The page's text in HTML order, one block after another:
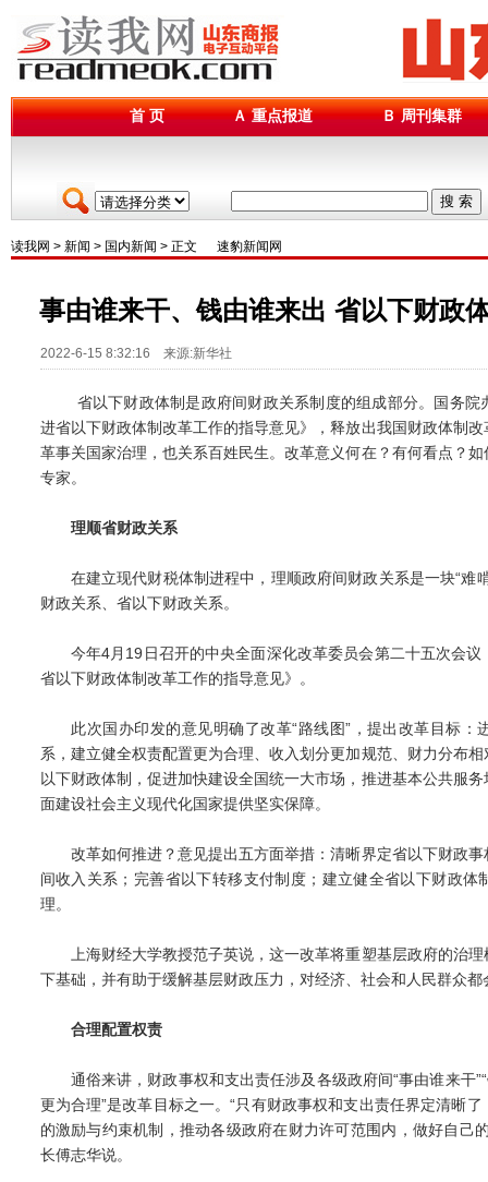
首 页 Ａ 重点报道 Ｂ 周刊集群
搜 索
读我网 > 新闻 > 国内新闻 > 正文 速豹新闻网
事由谁来干、钱由谁来出 省以下财政
2022-6-15 8:32:16 来源:新华社
省以下财政体制是政府间财政关系制度的组成部分。国务院
进省以下财政体制改革工作的指导意见》，释放出我国财政体制
革事关国家治理，也关系百姓民生。改革意义何在？有何看点？
专家。
理顺省财政关系
在建立现代财税体制进程中，理顺政府间财政关系是一块“难
财政关系、省以下财政关系。
今年4月19日召开的中央全面深化改革委员会第二十五次会议
省以下财政体制改革工作的指导意见》。
此次国办印发的意见明确了改革“路线图”，提出改革目标：
系，建立健全权责配置更为合理、收入划分更加规范、财力分布
以下财政体制，促进加快建设全国统一大市场，推进基本公共服
面建设社会主义现代化国家提供坚实保障。
改革如何推进？意见提出五方面举措：清晰界定省以下财政事
间收入关系；完善省以下转移支付制度；建立健全省以下财政体
理。
上海财经大学教授范子英说，这一改革将重塑基层政府的治理
下基础，并有助于缓解基层财政压力，对经济、社会和人民群众都
合理配置权责
通俗来讲，财政事权和支出责任涉及各级政府间“事由谁来干”“
更为合理”是改革目标之一。“只有财政事权和支出责任界定清晰
的激励与约束机制，推动各级政府在财力许可范围内，做好自己
长傅志华说。